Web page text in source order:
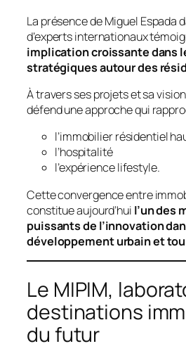
La présence de Miguel Espada
d’experts internationaux
implication croissante dans
stratégiques autour des
À travers ses projets et sa
défend une approche qui
l’immobilier résidentiel
l’hospitalité
l’expérience lifestyle.
Cette convergence entre
constitue aujourd’hui l’un des
puissants de l’innovation
développement urbain et
Le MIPIM,
destinations
du futur